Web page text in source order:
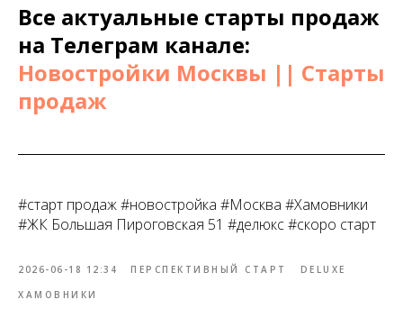
Все актуальные старты продаж
на Телеграм канале:
Новостройки Москвы || Старты
продаж
#старт продаж #новостройка #Москва #Хамовники
#ЖК Большая Пироговская 51 #делюкс #скоро старт
2026-06-18 12:34 ПЕРСПЕКТИВНЫЙ СТАРТ
DELUXE
ХАМОВНИКИ